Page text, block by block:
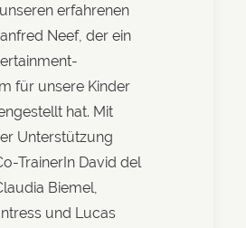
erfahrenen
Neef, der ein
für unsere Kinder
hat. Mit
Unterstützung
TrainerIn David del
Biemel,
und Lucas